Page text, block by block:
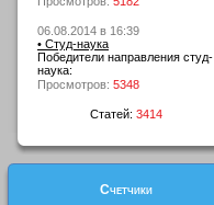
06.08.2014 в 16:39
• Студ-наука
Победители направления студ-
наука:
Просмотров: 5348
Статей: 3414
Счетчики